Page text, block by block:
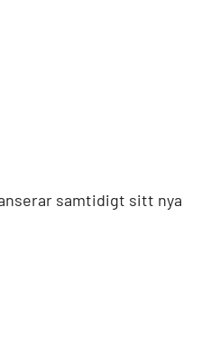
samtidigt sitt nya